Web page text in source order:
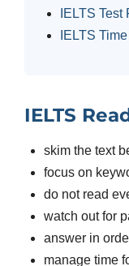
IELTS Test
IELTS
IELTS
skim the text
focus on
do not read
watch out for
answer in
manage time